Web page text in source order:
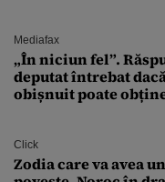
Mediafax
„În niciun fel”.
deputat întrebat
obișnuit poate
Click
Zodia care va avea